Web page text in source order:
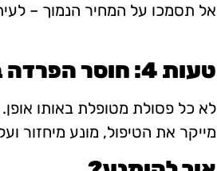
אל תסמכו על המחיר הנמוך –
טעות 4: חוסר הפרדה בין סוגי הפסולת
לא כל פסולת מטופלת באותו
מייקר את הטיפול, מונע מיחזור